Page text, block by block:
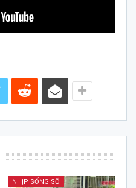
NHỊP SỐNG SỐ